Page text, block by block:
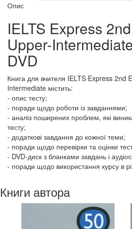
Опис
IELTS Express
Upper-
DVD
Книга для вчителя IELTS Express 2nd
Intermediate містить:
- опис тесту;
- поради щодо роботи із завданнями;
- аналіз поширених проблем, які
тесту;
- додаткові завдання до кожної теми;
- поради щодо перевірки та оцінки
- DVD-диск з бланками завдань і
- поради щодо використання курсу в
Книги автора